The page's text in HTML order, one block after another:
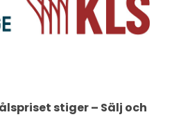
stiger – Sälj och